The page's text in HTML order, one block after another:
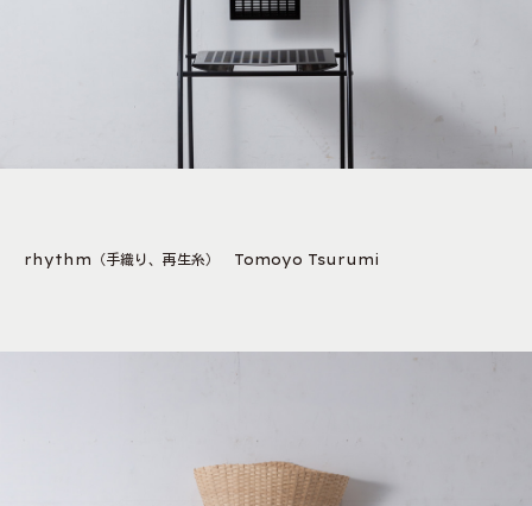
rhythm（手織り、再生糸） Tomoyo Tsurumi